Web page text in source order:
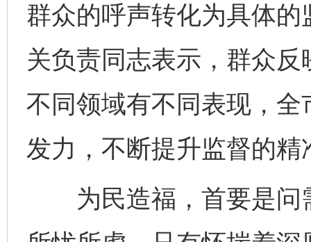
群众的呼声转化为具体的
关负责同志表示，群众
不同领域有不同表现，
发力，不断提升监督的精
为民造福，首要是问